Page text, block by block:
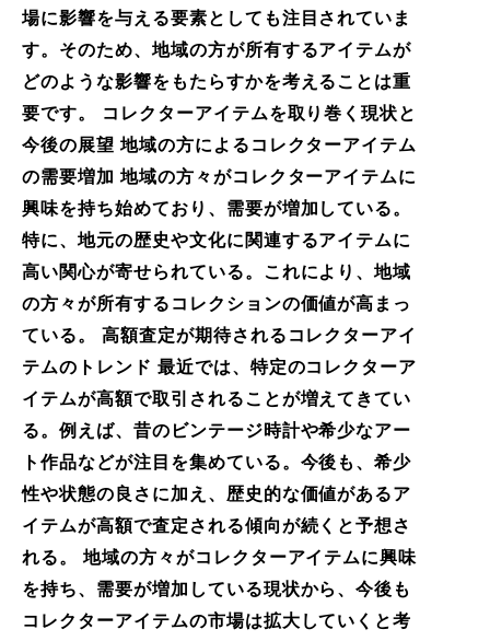
場に影響を与える要素としても注目されていま
す。そのため、地域の方が所有するアイテムが
どのような影響をもたらすかを考えることは重
要です。 コレクターアイテムを取り巻く現状と
今後の展望 地域の方によるコレクターアイテム
の需要増加 地域の方々がコレクターアイテムに
興味を持ち始めており、需要が増加している。
特に、地元の歴史や文化に関連するアイテムに
高い関心が寄せられている。これにより、地域
の方々が所有するコレクションの価値が高まっ
ている。 高額査定が期待されるコレクターアイ
テムのトレンド 最近では、特定のコレクターア
イテムが高額で取引されることが増えてきてい
る。例えば、昔のビンテージ時計や希少なアー
ト作品などが注目を集めている。今後も、希少
性や状態の良さに加え、歴史的な価値があるア
イテムが高額で査定される傾向が続くと予想さ
れる。 地域の方々がコレクターアイテムに興味
を持ち、需要が増加している現状から、今後も
コレクターアイテムの市場は拡大していくと考